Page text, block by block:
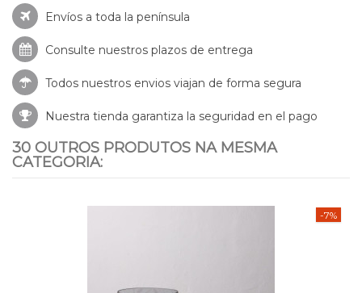
Envíos a toda la península
Consulte nuestros plazos de entrega
Todos nuestros envios viajan de forma segura
Nuestra tienda garantiza la seguridad en el pago
30 OUTROS PRODUTOS NA MESMA
CATEGORIA:
-7%